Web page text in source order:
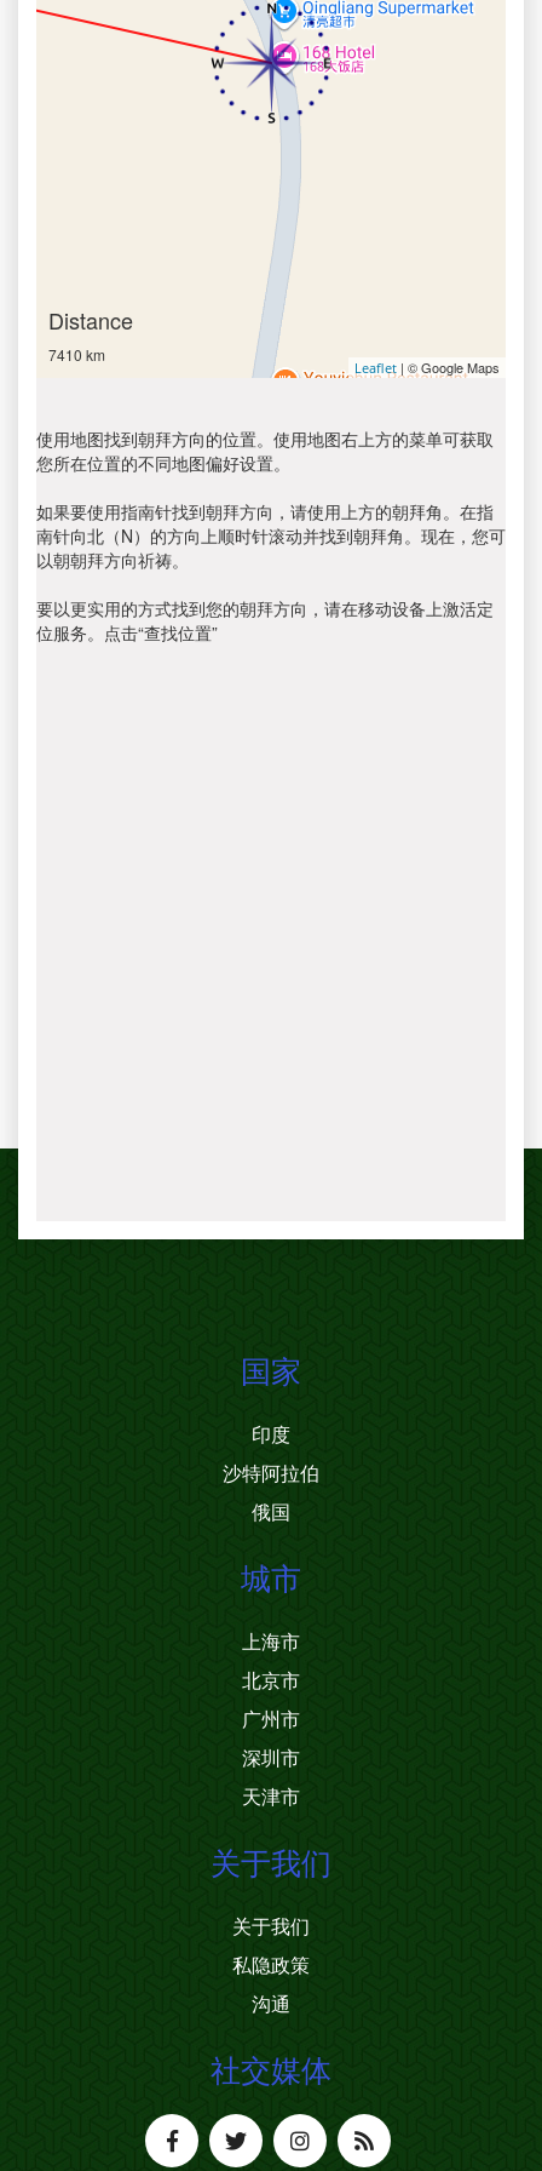
Distance
7410 km
Leaflet | © Google Maps
使用地图找到朝拜方向的位置。使用地图右上方的菜单可获取
您所在位置的不同地图偏好设置。
如果要使用指南针找到朝拜方向，请使用上方的朝拜角。在指
南针向北（N）的方向上顺时针滚动并找到朝拜角。现在，您可
以朝朝拜方向祈祷。
要以更实用的方式找到您的朝拜方向，请在移动设备上激活定
位服务。点击“查找位置”
国家
印度
沙特阿拉伯
俄国
城市
上海市
北京市
广州市
深圳市
天津市
关于我们
关于我们
私隐政策
沟通
社交媒体